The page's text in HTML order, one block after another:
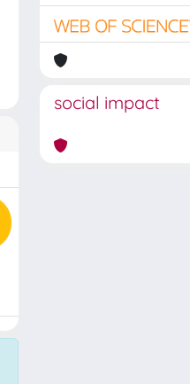
social impact